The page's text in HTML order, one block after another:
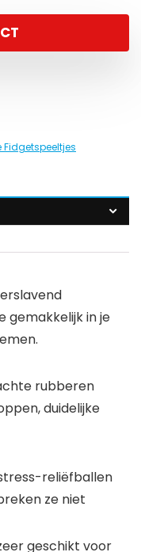
Fidgetspeeltjes
gemakkelijk in je
rubberen
duidelijke
reliëfballen
ze niet
geschikt voor